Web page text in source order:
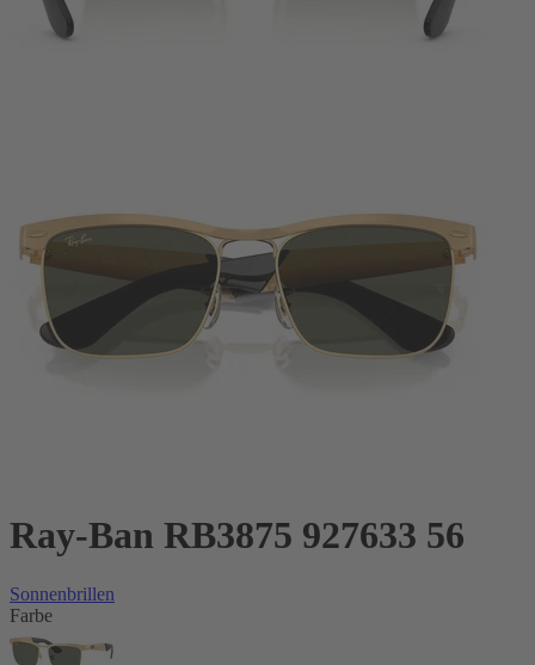
Ray-Ban RB3875 927633 56
Sonnenbrillen
Farbe